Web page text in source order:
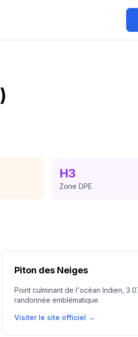
)
H3
Zone DPE
Piton des Neiges
Point culminant de l'océan Indien, 3
randonnée emblématique
Visiter le site officiel →